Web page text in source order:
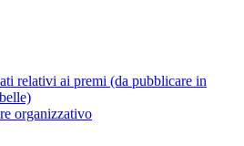
relativi ai premi (da pubblicare in
organizzativo